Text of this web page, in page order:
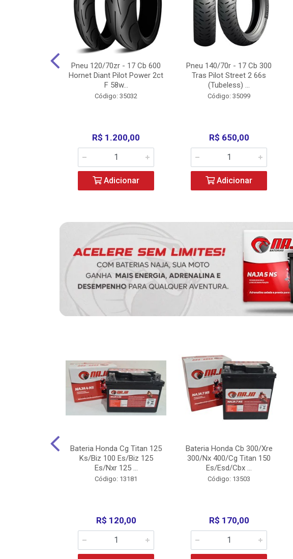
Pneu 120/70zr - 17 Cb 600
Hornet Diant Pilot Power 2ct
F 58w...
Código: 35032
R$ 1.200,00
Adicionar
Pneu 140/70r - 17 Cb 300
Tras Pilot Street 2 66s
(Tubeless) ...
Código: 35099
R$ 650,00
Adicionar
Bateria Honda Cg Titan 125
Ks/Biz 100 Es/Biz 125
Es/Nxr 125 ...
Código: 13181
R$ 120,00
Bateria Honda Cb 300/Xre
300/Nx 400/Cg Titan 150
Es/Esd/Cbx ...
Código: 13503
R$ 170,00